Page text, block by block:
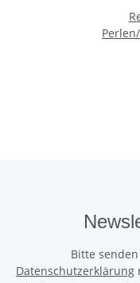
Bitte
Datenschutzerklärung